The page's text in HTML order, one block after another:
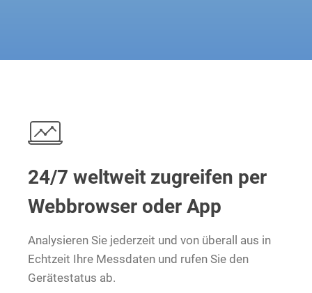
24/7 weltweit zugreifen per
Webbrowser oder App
Analysieren Sie jederzeit und von überall aus in
Echtzeit Ihre Messdaten und rufen Sie den
Gerätestatus ab.